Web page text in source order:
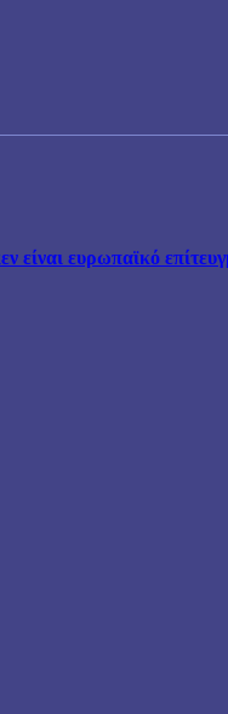
ευρωπαϊκό